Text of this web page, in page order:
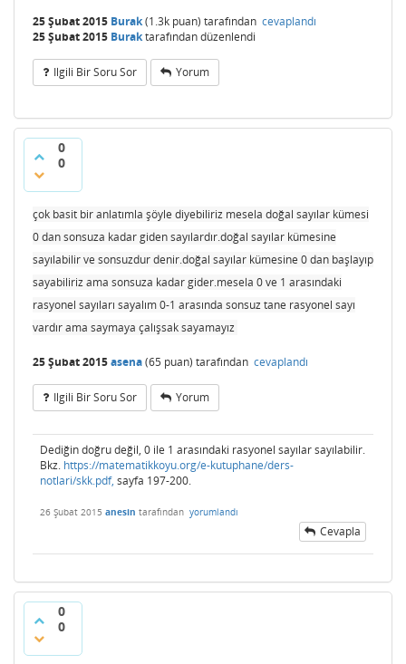
25 Şubat 2015 Burak(1.3k puan) tarafından cevaplandı
25 Şubat 2015 Buraktarafındandüzenlendi
Ilgili Bir Soru Sor Yorum
0
0
çok basit bir anlatımla şöyle diyebiliriz mesela doğal sayılar kümesi
0 dan sonsuza kadar giden sayılardır.doğal sayılar kümesine
sayılabilir ve sonsuzdur denir.doğal sayılar kümesine 0 dan başlayıp
sayabiliriz ama sonsuza kadar gider.mesela 0 ve 1 arasındaki
rasyonel sayıları sayalım 0-1 arasında sonsuz tane rasyonel sayı
vardır ama saymaya çalışsak sayamayız
25 Şubat 2015asena(65 puan) tarafından cevaplandı
Ilgili Bir Soru Sor Yorum
Dediğin doğru değil, 0 ile 1 arasındaki rasyonel sayılar sayılabilir.
Bkz. https://matematikkoyu.org/e-kutuphane/ders-
notlari/skk.pdf, sayfa 197-200.
26 Şubat 2015 anesin tarafından yorumlandı
Cevapla
0
0